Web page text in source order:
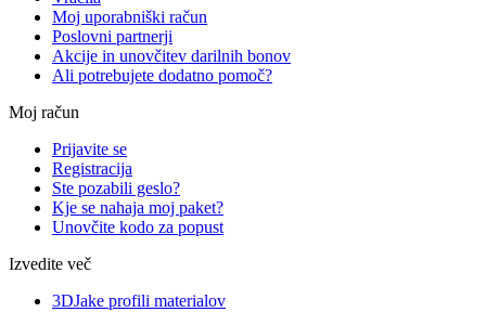
Moj uporabniški račun
Poslovni partnerji
Akcije in unovčitev darilnih bonov
Ali potrebujete dodatno pomoč?
Moj račun
Prijavite se
Registracija
Ste pozabili geslo?
Kje se nahaja moj paket?
Unovčite kodo za popust
Izvedite več
3DJake profili materialov